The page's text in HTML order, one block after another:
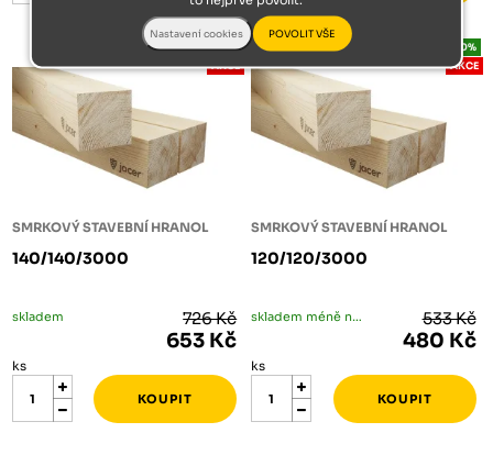
SMRKOVÝ STAVEBNÍ HRANOL
140/140/3000
-10%
AKCE
skladem 726 Kč
653 Kč
ks
SMRKOVÝ STAVEBNÍ HRANOL
120/120/3000
-10%
AKCE
skladem méně než 5 ks 533 Kč
480 Kč
ks